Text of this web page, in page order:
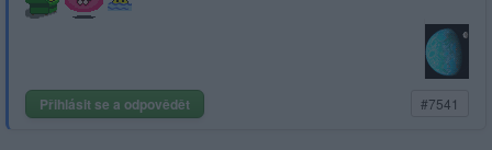
Přihlásit se a odpovědět #7541